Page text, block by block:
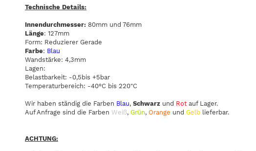
Technische Details:
Innendurchmesser: 80mm und 76mm
Länge: 127mm
Form: Reduzierer Gerade
Farbe: Blau
Wandstärke: 4,3mm
Lagen:
Belastbarkeit: -0,5bis +5bar
Temperaturbereich: -40°C bis 220"C
Wir haben ständig die Farben Blau, Schwarz und Rot auf Lager.
Auf Anfrage sind die Farben Weiß, Grün, Orange und Gelb lieferbar.
ACHTUNG: